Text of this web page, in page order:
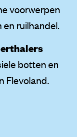
voorwerpen
en ruilhandel.
botten en
Flevoland.